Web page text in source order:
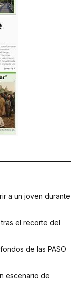
a un joven durante
el recorte del
de las PASO
escenario de